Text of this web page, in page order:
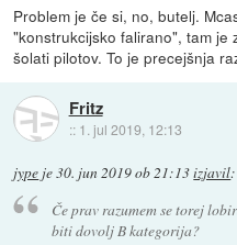
Problem je če si, no, butelj.
"konstrukcijsko falirano", tam
šolati pilotov. To je precejšnja
Fritz
:: 1. jul 2019, 12:13
jype je30. jun 2019 ob 21:13izjavil:
Če prav razumem se torej
biti dovolj B kategorija?